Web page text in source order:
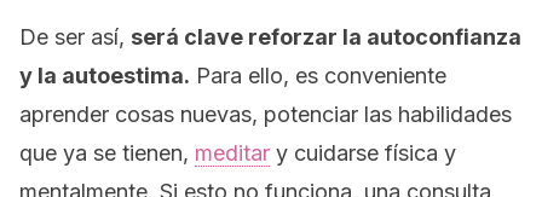
De ser así, será clave reforzar la autoconfianza
y la autoestima. Para ello, es conveniente
aprender cosas nuevas, potenciar las habilidades
que ya se tienen, meditar y cuidarse física y
mentalmente. Si esto no funciona, una consulta